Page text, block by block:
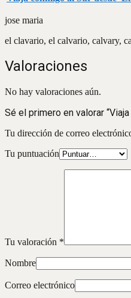
jose maria
el clavario, el calvario, calvary,
Valoraciones
No hay valoraciones aún.
Sé el primero en valorar
Tu dirección de correo
Tu puntuación
Tu valoración *
Nombre
Correo electrónico